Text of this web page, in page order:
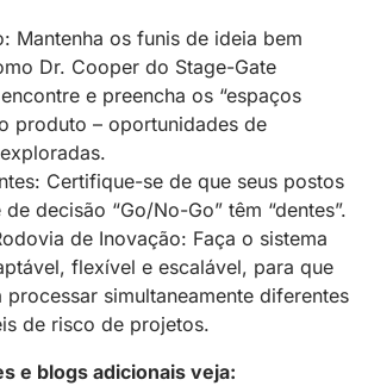
Mantenha os funis de ideia bem
Dr. Cooper do Stage-Gate
e preencha os “espaços
produto – oportunidades de
Certifique-se de que seus postos
decisão “Go/No-Go” têm “dentes”.
de Inovação: Faça o sistema
flexível e escalável, para que
processar simultaneamente diferentes
de risco de projetos.
e blogs adicionais veja: